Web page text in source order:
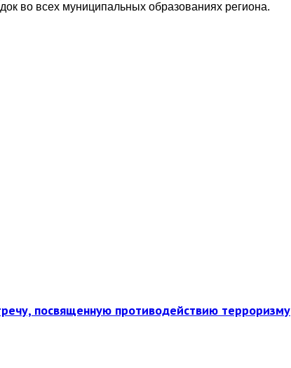
во всех муниципальных образованиях региона.
посвященную противодействию терроризму